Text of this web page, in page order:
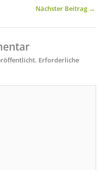
Nächster Beitrag →
Erforderliche